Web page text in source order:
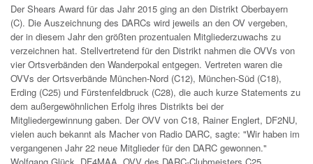
Der Shears Award für das Jahr 2015 ging an den Distrikt Oberbayern
(C). Die Auszeichnung des DARCs wird jeweils an den OV vergeben,
der in diesem Jahr den größten prozentualen Mitgliederzuwachs zu
verzeichnen hat. Stellvertretend für den Distrikt nahmen die OVVs von
vier Ortsverbänden den Wanderpokal entgegen. Vertreten waren die
OVVs der Ortsverbände München-Nord (C12), München-Süd (C18),
Erding (C25) und Fürstenfeldbruck (C28), die auch kurze Statements zu
dem außergewöhnlichen Erfolg ihres Distrikts bei der
Mitgliedergewinnung gaben. Der OVV von C18, Rainer Englert, DF2NU,
vielen auch bekannt als Macher von Radio DARC, sagte: "Wir haben im
vergangenen Jahr 22 neue Mitglieder für den DARC gewonnen."